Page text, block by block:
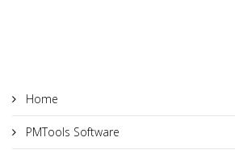
Home
PMTools Software